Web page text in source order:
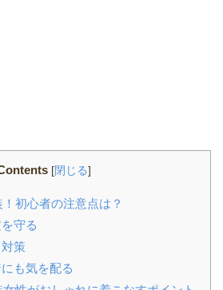
[閉じる]
初心者の注意点は？
守る
策
も気を配る